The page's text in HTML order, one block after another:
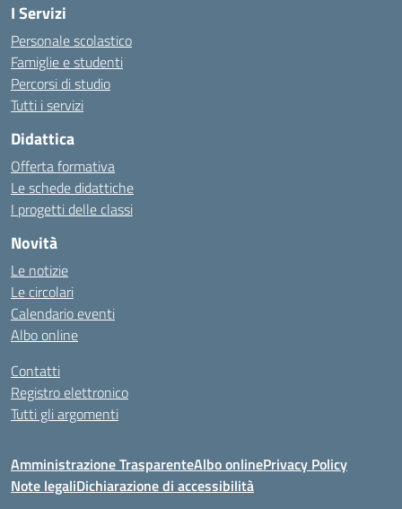
I Servizi
Personale scolastico
Famiglie e studenti
Percorsi di studio
Tutti i servizi
Didattica
Offerta formativa
Le schede didattiche
I progetti delle classi
Novità
Le notizie
Le circolari
Calendario eventi
Albo online
Contatti
Registro elettronico
Tutti gli argomenti
Amministrazione TrasparenteAlbo onlinePrivacy Policy
Note legaliDichiarazione di accessibilità